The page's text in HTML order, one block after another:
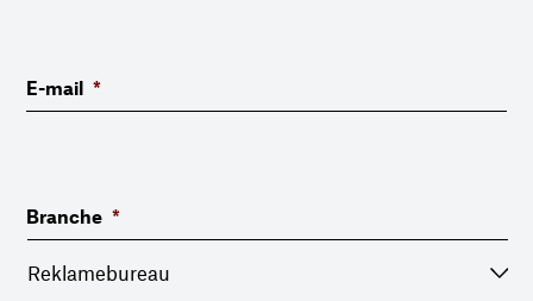
E-mail *
Branche *